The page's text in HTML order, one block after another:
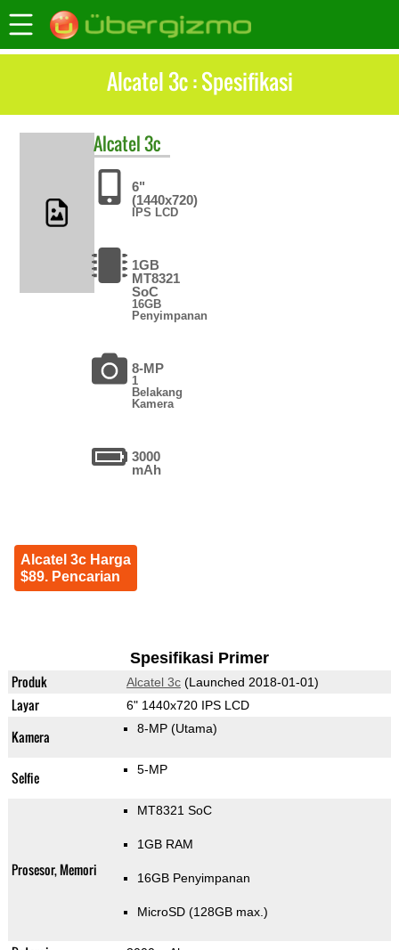
Alcatel 3c : Spesifikasi
Alcatel3c
6"
(1440x720)
IPS LCD
1GB
MT8321
SoC
16GB
Penyimpanan
8-MP
1
Belakang
Kamera
3000
mAh
Alcatel 3c Harga
$89. Pencarian
Spesifikasi Primer
Produk Alcatel 3c(Launched 2018-01-01)
Layar 6" 1440x720 IPS LCD
Kamera 8-MP (Utama)
Selfie 5-MP
Prosesor, Memori
MT8321 SoC
1GB RAM
16GB Penyimpanan
MicroSD (128GB max.)